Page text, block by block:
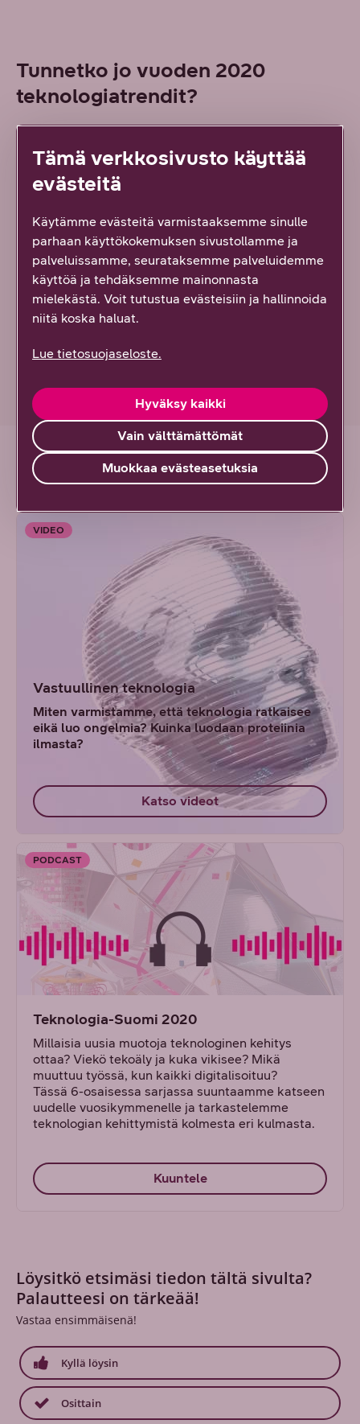
Tunnetko jo vuoden 2020
teknologiatrendit?
Miten maksaminen muuttuu? Mikä on
kvanttitietokone ja miten se vaikuttaa
Lataa maksuton opas ja varmista
valistunut alku 2020-luvulle!
LATAA OPAS
Tutustu myös näihin!
VIDEO
Vastuullinen teknologia
Miten varmistamme, että teknologia ratkaisee
eikä luo ongelmia? Kuinka luodaan proteiinia
ilmasta?
Katso teeman jaksot!
Katso videot
PODCAST
Teknologia-Suomi 2020
Millaisia uusia muotoja teknologinen kehitys
ottaa? Viekö tekoäly ja kuka vikisee? Mikä
muuttuu työssä, kun kaikki digitalisoituu?
Tässä 6-osaisessa sarjassa suuntaamme katseen
uudelle vuosikymmenelle ja tarkastelemme
teknologian kehittymistä kolmesta eri kulmasta.
Kuuntele
Löysitkö etsimäsi tiedon tältä sivulta?
Palautteesi on tärkeää!
Vastaa ensimmäisenä!
Kyllä löysin
Osittain
Tämä verkkosivusto käyttää
evästeitä
Käytämme evästeitä varmistaaksemme sinulle
parhaan käyttökokemuksen sivustollamme ja
palveluissamme, seurataksemme palveluidemme
käyttöä ja tehdäksemme mainonnasta
mielekästä. Voit tutustua evästeisiin ja hallinnoida
niitä koska haluat.
Lue tietosuojaseloste.
Vain välttämättömät
Hyväksy kaikki
Muokkaa evästeasetuksia